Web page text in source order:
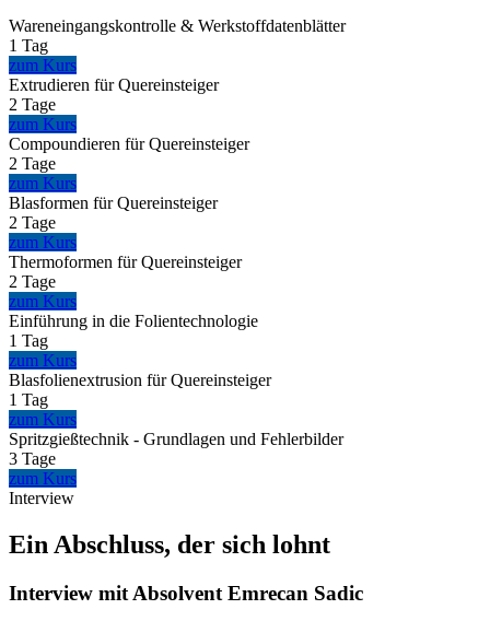
Wareneingangskontrolle & Werkstoffdatenblätter
1 Tag
zum Kurs
Extrudieren für Quereinsteiger
2 Tage
zum Kurs
Compoundieren für Quereinsteiger
2 Tage
zum Kurs
Blasformen für Quereinsteiger
2 Tage
zum Kurs
Thermoformen für Quereinsteiger
2 Tage
zum Kurs
Einführung in die Folientechnologie
1 Tag
zum Kurs
Blasfolienextrusion für Quereinsteiger
1 Tag
zum Kurs
Spritzgießtechnik - Grundlagen und Fehlerbilder
3 Tage
zum Kurs
Interview
Ein Abschluss, der sich lohnt
Interview mit Absolvent Emrecan Sadic